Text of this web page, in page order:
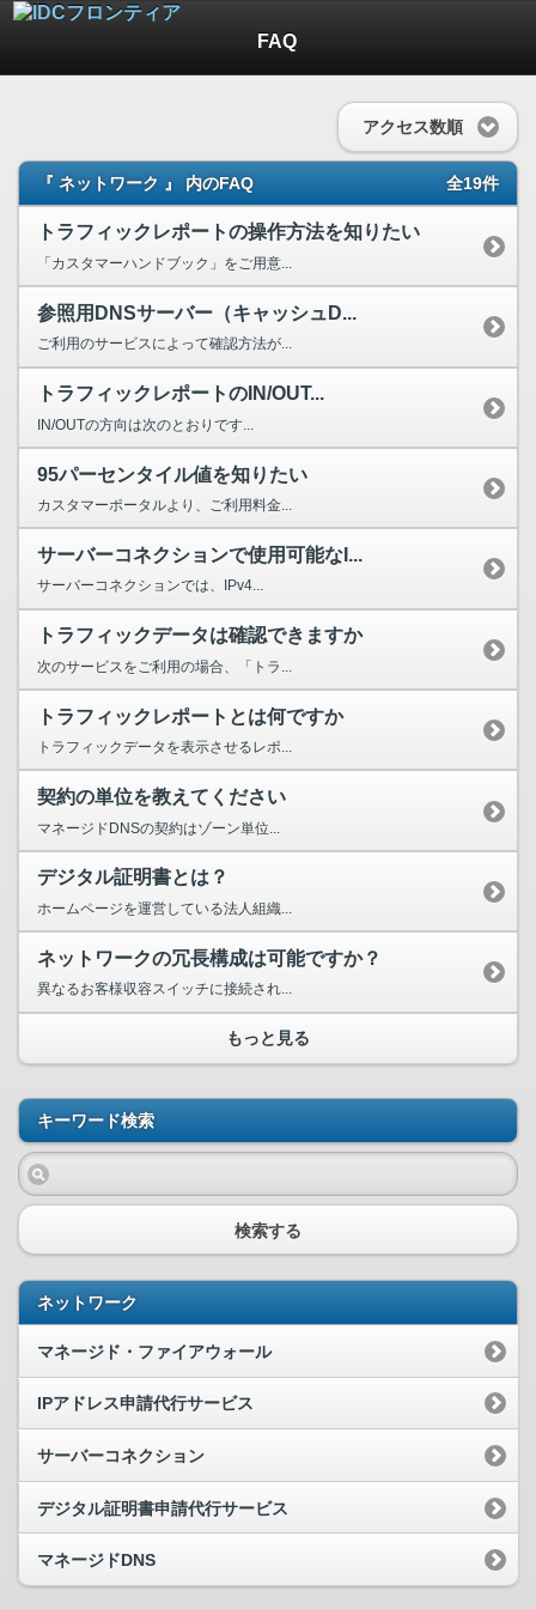
FAQ
アクセス数順
『 ネットワーク 』 内のFAQ 全19件
トラフィックレポートの操作方法を知りたい
「カスタマーハンドブック」をご用意...
参照用DNSサーバー（キャッシュD...
ご利用のサービスによって確認方法が...
トラフィックレポートのIN/OUT...
IN/OUTの方向は次のとおりです...
95パーセンタイル値を知りたい
カスタマーポータルより、ご利用料金...
サーバーコネクションで使用可能なI...
サーバーコネクションでは、IPv4...
トラフィックデータは確認できますか
次のサービスをご利用の場合、「トラ...
トラフィックレポートとは何ですか
トラフィックデータを表示させるレポ...
契約の単位を教えてください
マネージドDNSの契約はゾーン単位...
デジタル証明書とは？
ホームページを運営している法人組織...
ネットワークの冗長構成は可能ですか？
異なるお客様収容スイッチに接続され...
もっと見る
キーワード検索
検索する
ネットワーク
マネージド・ファイアウォール
IPアドレス申請代行サービス
サーバーコネクション
デジタル証明書申請代行サービス
マネージドDNS